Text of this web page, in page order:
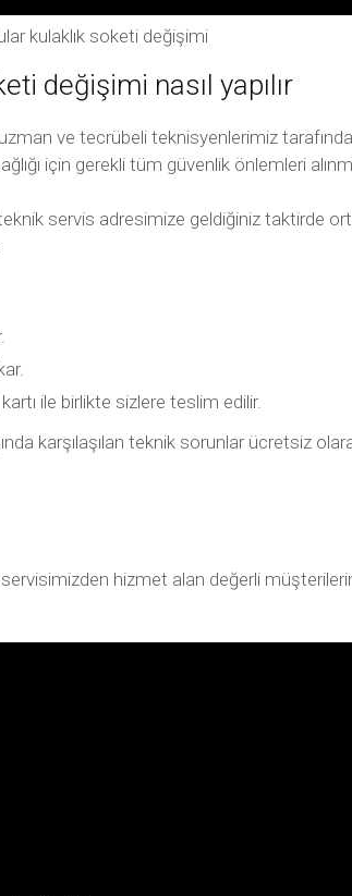
kulaklık soketi değişimi
değişimi nasıl yapılır
ve tecrübeli teknisyenlerimiz
için gerekli tüm güvenlik önlemleri
servis adresimize geldiğiniz taktirde
ile birlikte sizlere teslim edilir.
karşılaşılan teknik sorunlar ücretsiz
servisimizden hizmet alan değerli